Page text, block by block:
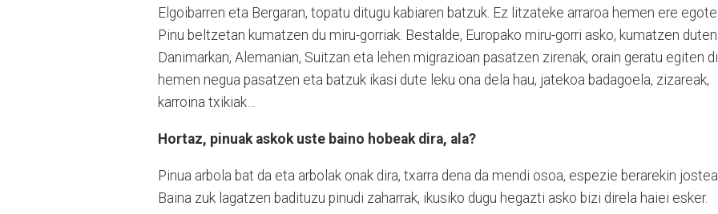
Elgoibarren eta Bergaran, topatu ditugu kabiaren batzuk. Ez litzateke arraroa hemen ere
Pinu beltzetan kumatzen du miru-gorriak. Bestalde, Europako miru-gorri asko, kumatzen
Danimarkan, Alemanian, Suitzan eta lehen migrazioan pasatzen zirenak, orain geratu egiten
hemen negua pasatzen eta batzuk ikasi dute leku ona dela hau, jatekoa badagoela, zizareak,
karroina txikiak…
Hortaz, pinuak askok uste baino hobeak dira, ala?
Pinua arbola bat da eta arbolak onak dira, txarra dena da mendi osoa, espezie berarekin
Baina zuk lagatzen badituzu pinudi zaharrak, ikusiko dugu hegazti asko bizi direla haiei esker.